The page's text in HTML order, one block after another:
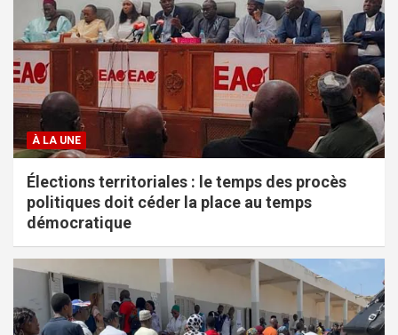
À LA UNE
Élections territoriales : le temps des procès
politiques doit céder la place au temps
démocratique